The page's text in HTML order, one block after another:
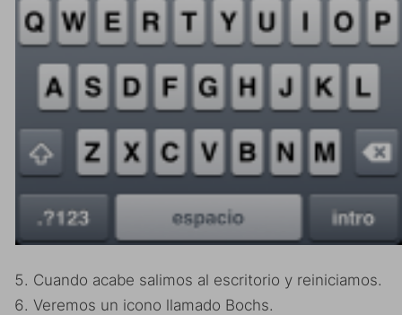
Cuando acabe salimos al escritorio y reiniciamos.
Veremos un icono llamado Bochs.